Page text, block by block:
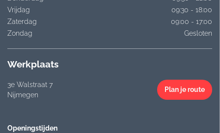
Vrijdag
09:30 - 18:00
Zaterdag
09:00 - 17:00
Zondag
Gesloten
Werkplaats
3e Walstraat 7
Nijmegen
Plan je route
Openingstijden